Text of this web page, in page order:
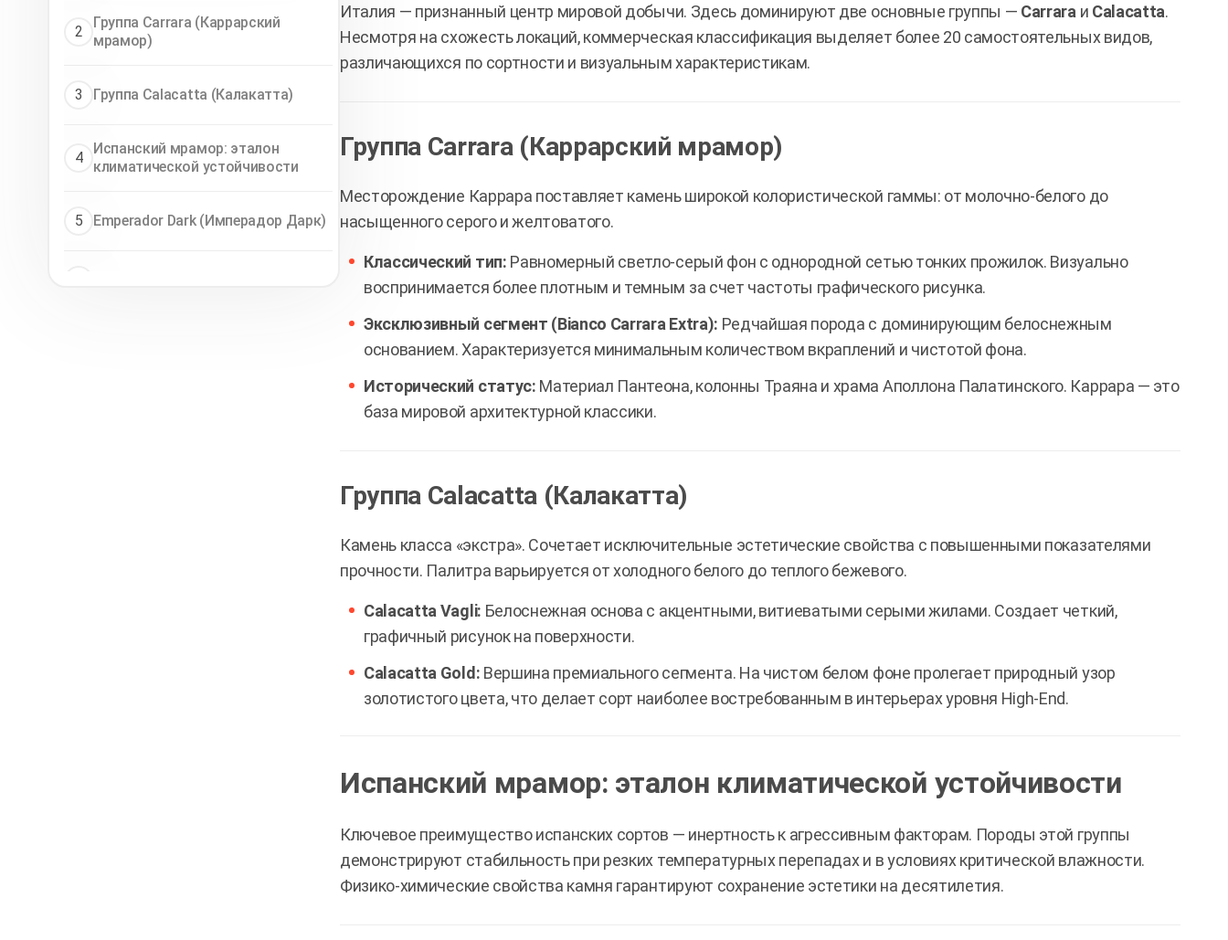
2
Группа Carrara (Каррарский
мрамор)
3 Группа Calacatta (Калакатта)
4
Испанский мрамор: эталон
климатической устойчивости
5 Emperador Dark (Имперадор Дарк)
Италия — признанный центр мировой добычи. Здесь доминируют две основные группы — Carrara и Calacatta.
Несмотря на схожесть локаций, коммерческая классификация выделяет более 20 самостоятельных видов,
различающихся по сортности и визуальным характеристикам.
Группа Carrara (Каррарский мрамор)
Месторождение Каррара поставляет камень широкой колористической гаммы: от молочно-белого до
насыщенного серого и желтоватого.
Классический тип: Равномерный светло-серый фон с однородной сетью тонких прожилок. Визуально
воспринимается более плотным и темным за счет частоты графического рисунка.
Эксклюзивный сегмент (Bianco Carrara Extra): Редчайшая порода с доминирующим белоснежным
основанием. Характеризуется минимальным количеством вкраплений и чистотой фона.
Исторический статус: Материал Пантеона, колонны Траяна и храма Аполлона Палатинского. Каррара — это
база мировой архитектурной классики.
Группа Calacatta (Калакатта)
Камень класса «экстра». Сочетает исключительные эстетические свойства с повышенными показателями
прочности. Палитра варьируется от холодного белого до теплого бежевого.
Calacatta Vagli: Белоснежная основа с акцентными, витиеватыми серыми жилами. Создает четкий,
графичный рисунок на поверхности.
Calacatta Gold: Вершина премиального сегмента. На чистом белом фоне пролегает природный узор
золотистого цвета, что делает сорт наиболее востребованным в интерьерах уровня High-End.
Испанский мрамор: эталон климатической устойчивости
Ключевое преимущество испанских сортов — инертность к агрессивным факторам. Породы этой группы
демонстрируют стабильность при резких температурных перепадах и в условиях критической влажности.
Физико-химические свойства камня гарантируют сохранение эстетики на десятилетия.